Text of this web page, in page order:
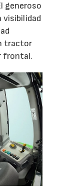
generoso
tractor
frontal.